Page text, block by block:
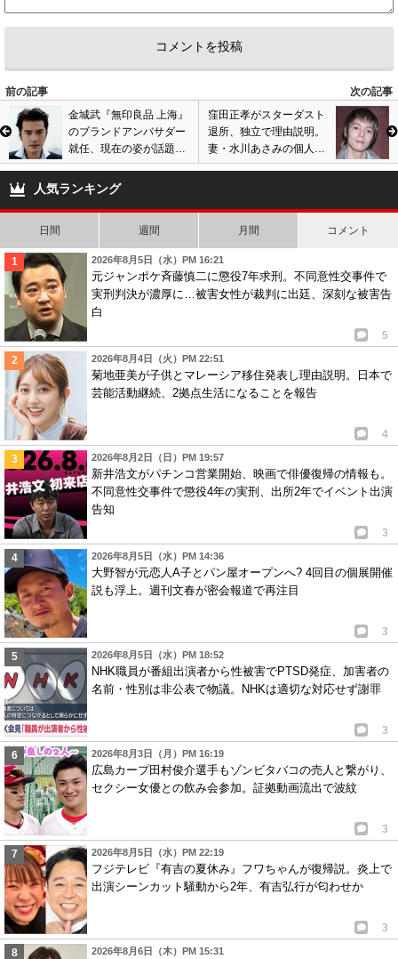
前の記事
次の記事
金城武『無印良品 上海』
のブランドアンバサダー
就任、現在の姿が話題
に。消えたイケメン俳優
の近影に絶賛の声
窪田正孝がスターダスト
退所、独立で理由説明。
妻・水川あさみの個人事
務所に移籍説、今後に心
人気ランキング
日間 週間 月間 コメント
2026年8月5日（水）PM 16:21
元ジャンポケ斉藤慎二に懲役7年求刑。不同意性交事件で
実刑判決が濃厚に…被害女性が裁判に出廷、深刻な被害告
白
5
2026年8月4日（火）PM 22:51
菊地亜美が子供とマレーシア移住発表し理由説明。日本で
芸能活動継続、2拠点生活になることを報告
4
2026年8月2日（日）PM 19:57
新井浩文がパチンコ営業開始、映画で俳優復帰の情報も。
不同意性交事件で懲役4年の実刑、出所2年でイベント出演
告知
3
2026年8月5日（水）PM 14:36
大野智が元恋人A子とパン屋オープンへ? 4回目の個展開催
説も浮上。週刊文春が密会報道で再注目
3
2026年8月5日（水）PM 18:52
NHK職員が番組出演者から性被害でPTSD発症、加害者の
名前・性別は非公表で物議。NHKは適切な対応せず謝罪
3
2026年8月3日（月）PM 16:19
広島カープ田村俊介選手もゾンビタバコの売人と繋がり、
セクシー女優との飲み会参加。証拠動画流出で波紋
3
2026年8月5日（水）PM 22:19
フジテレビ『有吉の夏休み』フワちゃんが復帰説。炎上で
出演シーンカット騒動から2年、有吉弘行が匂わせか
3
2026年8月6日（木）PM 15:31